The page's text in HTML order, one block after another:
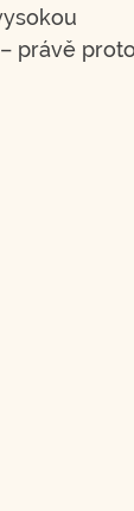
právě proto